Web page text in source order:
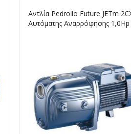
Αντλία Pedrollo Future JETm
Αυτόματης Αναρρόφησης 1,0Hp